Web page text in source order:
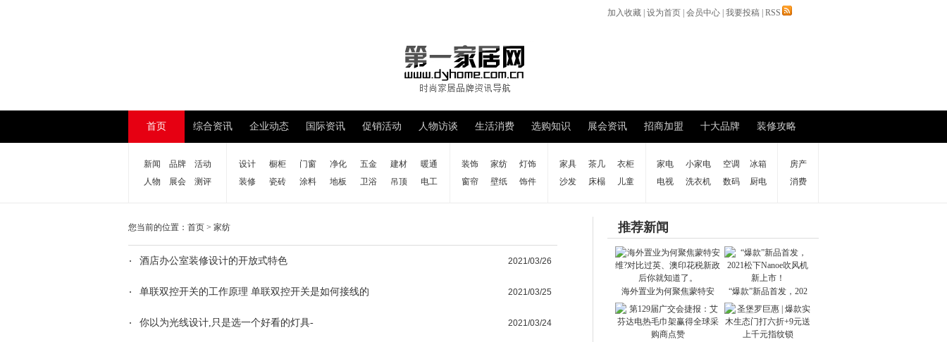
加入收藏 设为首页 会员中心 我要投稿 RSS
首页 综合资讯 企业动态 国际资讯 促销活动 人物访谈 生活消费 选购知识 展会资讯 招商加盟 十大品牌 装修攻略
新闻 品牌
活动
人物
展会 测评
设计 橱柜 门窗 净化 五金 建材
暖通
装修
瓷砖 涂料 地板 卫浴 吊顶 电工
装饰 家纺
灯饰
窗帘
壁纸 饰件
家具 茶几
衣柜
沙发
床榻 儿童
家电 小家电 空调
冰箱
电视
洗衣机 数码 厨电
房产
消费
您当前的位置： 首页 > 家纺
酒店办公室装修设计的开放式特色 2021/03/26
单联双控开关的工作原理 单联双控开关是如何接线的 2021/03/25
你以为光线设计,只是选一个好看的灯具- 2021/03/24
推荐新闻
海外置业为何聚焦蒙特安 “爆款”新品首发，202